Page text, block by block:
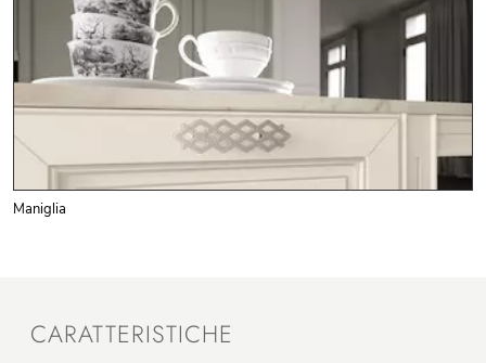
Maniglia
CARATTERISTICHE